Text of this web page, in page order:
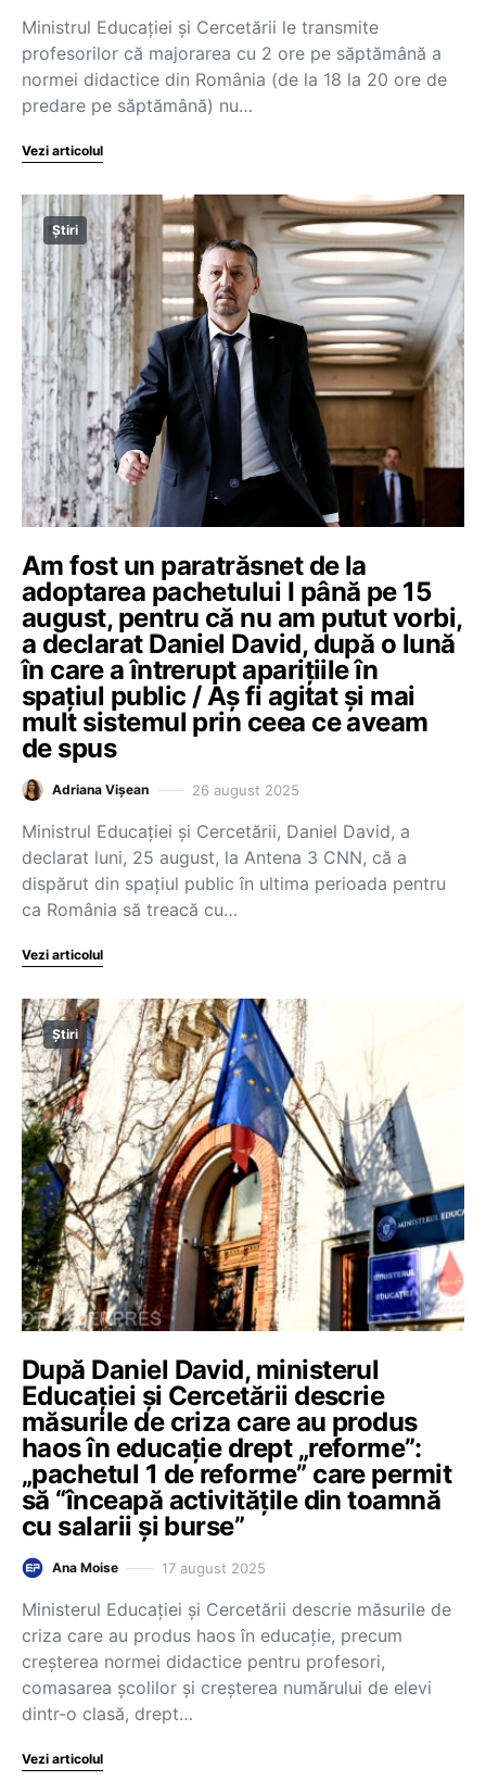
Ministrul Educației și Cercetării le transmite
profesorilor că majorarea cu 2 ore pe săptămână a
normei didactice din România (de la 18 la 20 ore de
predare pe săptămână) nu…
Vezi articolul
Știri
Am fost un paratrăsnet de la
adoptarea pachetului I până pe 15
august, pentru că nu am putut vorbi,
a declarat Daniel David, după o lună
în care a întrerupt aparițiile în
spațiul public / Aș fi agitat și mai
mult sistemul prin ceea ce aveam
de spus
Adriana Vișean 26 august 2025
Ministrul Educației și Cercetării, Daniel David, a
declarat luni, 25 august, la Antena 3 CNN, că a
dispărut din spațiul public în ultima perioada pentru
ca România să treacă cu…
Vezi articolul
Știri
După Daniel David, ministerul
Educației și Cercetării descrie
măsurile de criza care au produs
haos în educație drept „reforme”:
„pachetul 1 de reforme” care permit
să “înceapă activitățile din toamnă
cu salarii și burse”
Ana Moise 17 august 2025
Ministerul Educației și Cercetării descrie măsurile de
criza care au produs haos în educație, precum
creșterea normei didactice pentru profesori,
comasarea școlilor și creșterea numărului de elevi
dintr-o clasă, drept…
Vezi articolul